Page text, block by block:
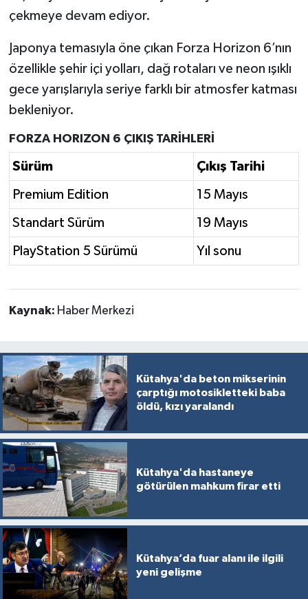
çekmeye devam ediyor.
Japonya temasıyla öne çıkan Forza Horizon 6’nın
özellikle şehir içi yolları, dağ rotaları ve neon ışıklı
gece yarışlarıyla seriye farklı bir atmosfer katması
bekleniyor.
FORZA HORIZON 6 ÇIKIŞ TARİHLERİ
Sürüm Çıkış Tarihi
Premium Edition 15 Mayıs
Standart Sürüm 19 Mayıs
PlayStation 5 Sürümü Yıl sonu
Kaynak: Haber Merkezi
Kütahya'da beton mikserinin
çarptığı motosikletteki baba
öldü, kızı yaralandı
Kütahya'da hastaneye
götürülen mahkum firar etti
Kütahya’da fuar alanı ile ilgili
yeni gelişme